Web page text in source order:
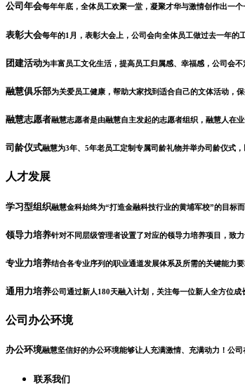
公司年会每年年底，全体员工欢聚一堂，凝聚才华与激情创作出一
表彰大会每年的1月，表彰大会上，公司会向全体员工做过去一年的
团建活动为丰富员工文化生活，提高员工归属感、幸福感，公司会
融慧俱乐部为关爱员工健康，帮助大家找到适合自己的文体活动，
融慧志愿者融慧志愿者是由融慧自主发起的志愿者组织，融慧人在
司龄仪式融慧为3年、5年老员工定制专属司龄礼物并举办司龄仪式
人才发展
学习型组织融慧金科始终为“打造金融科技行业的黄埔军校”的目标
领导力培养针对不同层级管理者设置了对应的领导力培养项目，致
专业力培养结合各专业序列的职业通道发展体系及所需的关键能力
通用力培养公司通过新人180天融入计划，关注每一位新人全方位
公司办公环境
办公环境融慧坚信好的办公环境能够让人充满激情、充满动力！公
联系我们